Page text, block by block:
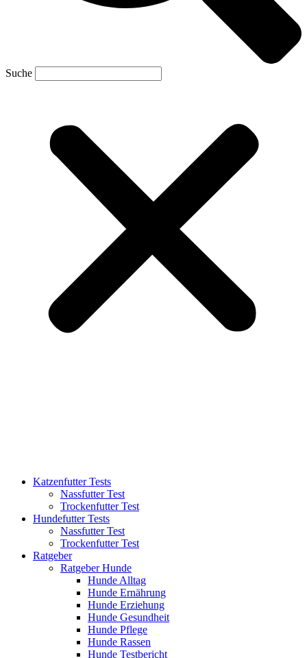
Suche
Katzenfutter Tests
Nassfutter Test
Trockenfutter Test
Hundefutter Tests
Nassfutter Test
Trockenfutter Test
Ratgeber
Ratgeber Hunde
Hunde Alltag
Hunde Ernährung
Hunde Erziehung
Hunde Gesundheit
Hunde Pflege
Hunde Rassen
Hunde Testbericht